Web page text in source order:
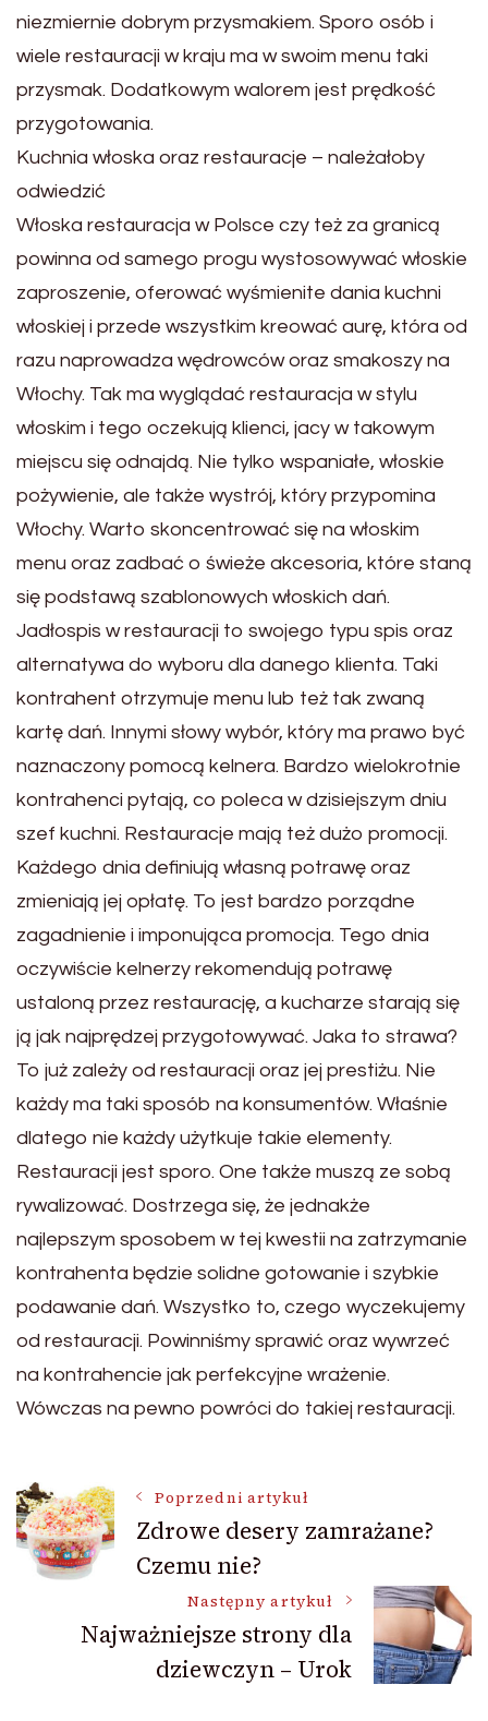
niezmiernie dobrym przysmakiem. Sporo osób i
wiele restauracji w kraju ma w swoim menu taki
przysmak. Dodatkowym walorem jest prędkość
przygotowania.
Kuchnia włoska oraz restauracje – należałoby
odwiedzić
Włoska restauracja w Polsce czy też za granicą
powinna od samego progu wystosowywać włoskie
zaproszenie, oferować wyśmienite dania kuchni
włoskiej i przede wszystkim kreować aurę, która od
razu naprowadza wędrowców oraz smakoszy na
Włochy. Tak ma wyglądać restauracja w stylu
włoskim i tego oczekują klienci, jacy w takowym
miejscu się odnajdą. Nie tylko wspaniałe, włoskie
pożywienie, ale także wystrój, który przypomina
Włochy. Warto skoncentrować się na włoskim
menu oraz zadbać o świeże akcesoria, które staną
się podstawą szablonowych włoskich dań.
Jadłospis w restauracji to swojego typu spis oraz
alternatywa do wyboru dla danego klienta. Taki
kontrahent otrzymuje menu lub też tak zwaną
kartę dań. Innymi słowy wybór, który ma prawo być
naznaczony pomocą kelnera. Bardzo wielokrotnie
kontrahenci pytają, co poleca w dzisiejszym dniu
szef kuchni. Restauracje mają też dużo promocji.
Każdego dnia definiują własną potrawę oraz
zmieniają jej opłatę. To jest bardzo porządne
zagadnienie i imponująca promocja. Tego dnia
oczywiście kelnerzy rekomendują potrawę
ustaloną przez restaurację, a kucharze starają się
ją jak najprędzej przygotowywać. Jaka to strawa?
To już zależy od restauracji oraz jej prestiżu. Nie
każdy ma taki sposób na konsumentów. Właśnie
dlatego nie każdy użytkuje takie elementy.
Restauracji jest sporo. One także muszą ze sobą
rywalizować. Dostrzega się, że jednakże
najlepszym sposobem w tej kwestii na zatrzymanie
kontrahenta będzie solidne gotowanie i szybkie
podawanie dań. Wszystko to, czego wyczekujemy
od restauracji. Powinniśmy sprawić oraz wywrzeć
na kontrahencie jak perfekcyjne wrażenie.
Wówczas na pewno powróci do takiej restauracji.
Nawigacja
wpisu
Poprzedni artykuł
Zdrowe desery zamrażane?
Czemu nie?
Następny artykuł
Najważniejsze strony dla
dziewczyn – Urok